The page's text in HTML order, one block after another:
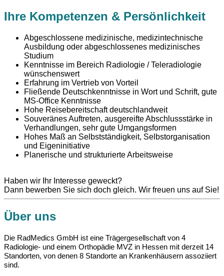
Ihre Kompetenzen & Persönlichkeit
Abgeschlossene medizinische, medizintechnische
Ausbildung oder abgeschlossenes medizinisches
Studium
Kenntnisse im Bereich Radiologie / Teleradiologie
wünschenswert
Erfahrung im Vertrieb von Vorteil
Fließende Deutschkenntnisse in Wort und Schrift, gute
MS-Office Kenntnisse
Hohe Reisebereitschaft deutschlandweit
Souveränes Auftreten, ausgereifte Abschlussstärke in
Verhandlungen, sehr gute Umgangsformen
Hohes Maß an Selbstständigkeit, Selbstorganisation
und Eigeninitiative
Planerische und strukturierte Arbeitsweise
Haben wir Ihr Interesse geweckt?
Dann bewerben Sie sich doch gleich. Wir freuen uns auf Sie!
Über uns
Die RadMedics GmbH ist eine Trä­ger­ge­sell­schaft von 4
Radiologie- und einem Ort­ho­pä­die MVZ in Hessen mit der­zeit 14
Stand­or­ten, von de­nen 8 Stand­or­te an Kran­ken­häu­sern as­so­zi­iert
sind.